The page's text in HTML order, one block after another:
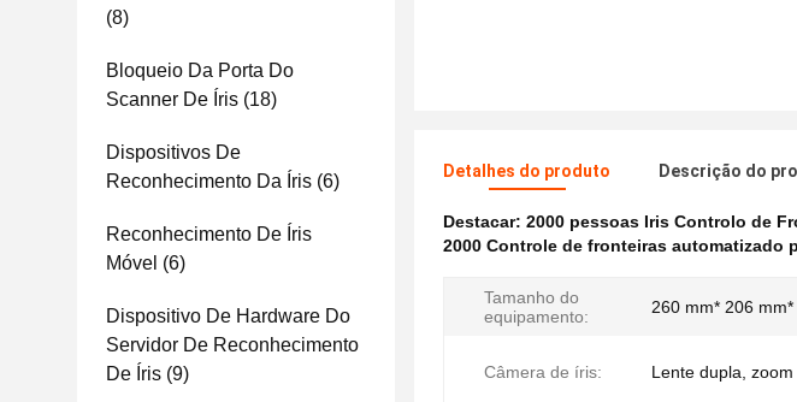
(8)
Bloqueio Da Porta Do
Scanner De Íris (18)
Dispositivos De
Reconhecimento Da Íris (6)
Reconhecimento De Íris
Móvel (6)
Dispositivo De Hardware Do
Servidor De Reconhecimento
De Íris (9)
Detalhes do produto Descrição do
Destacar: 2000 pessoas Iris Controlo de
2000 Controle de fronteiras automatizado
Tamanho do
equipamento:
260 mm* 206
Câmera de íris: Lente dupla,